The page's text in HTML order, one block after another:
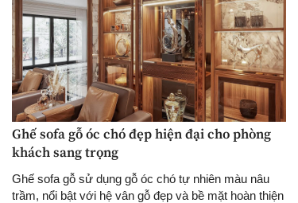
Ghế sofa gỗ óc chó đẹp hiện đại cho phòng
khách sang trọng
Ghế sofa gỗ sử dụng gỗ óc chó tự nhiên màu nâu
trầm, nổi bật với hệ vân gỗ đẹp và bề mặt hoàn thiện